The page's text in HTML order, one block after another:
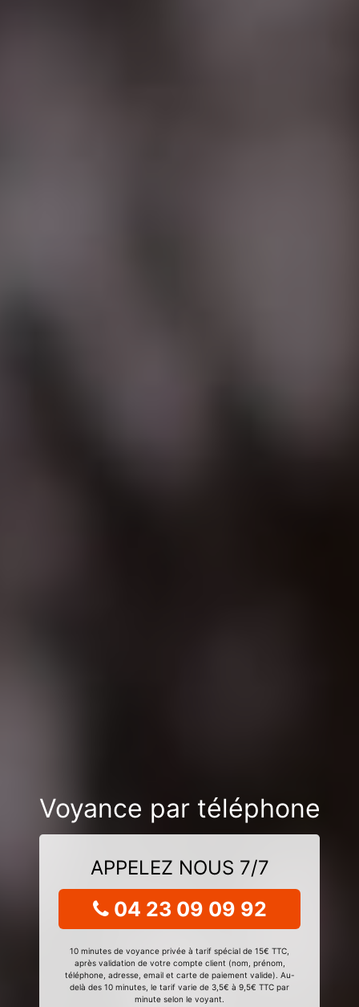
Voyance par téléphone
APPELEZ NOUS 7/7
04 23 09 09 92
10 minutes de voyance privée à tarif spécial de 15€ TTC,
après validation de votre compte client (nom, prénom,
téléphone, adresse, email et carte de paiement valide). Au-
delà des 10 minutes, le tarif varie de 3,5€ à 9,5€ TTC par
minute selon le voyant.